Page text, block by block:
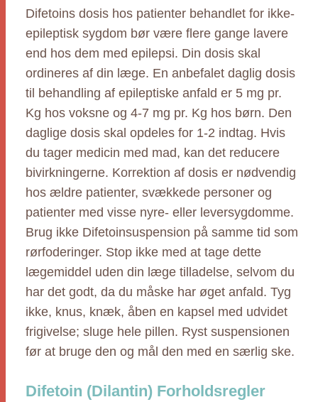
Difetoins dosis hos patienter behandlet for ikke-
epileptisk sygdom bør være flere gange lavere
end hos dem med epilepsi. Din dosis skal
ordineres af din læge. En anbefalet daglig dosis
til behandling af epileptiske anfald er 5 mg pr.
Kg hos voksne og 4-7 mg pr. Kg hos børn. Den
daglige dosis skal opdeles for 1-2 indtag. Hvis
du tager medicin med mad, kan det reducere
bivirkningerne. Korrektion af dosis er nødvendig
hos ældre patienter, svækkede personer og
patienter med visse nyre- eller leversygdomme.
Brug ikke Difetoinsuspension på samme tid som
rørfoderinger. Stop ikke med at tage dette
lægemiddel uden din læge tilladelse, selvom du
har det godt, da du måske har øget anfald. Tyg
ikke, knus, knæk, åben en kapsel med udvidet
frigivelse; sluge hele pillen. Ryst suspensionen
før at bruge den og mål den med en særlig ske.
Difetoin (Dilantin) Forholdsregler